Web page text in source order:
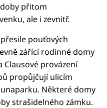
přitom
ale i zevnitř.
pouťových
zářící rodinné domy
Clausové provázení
propůjčují ulicím
Některé domy
strašidelného zámku.